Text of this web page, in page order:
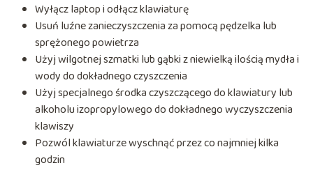
Wyłącz laptop i odłącz klawiaturę
Usuń luźne zanieczyszczenia za pomocą pędzelka lub
sprężonego powietrza
Użyj wilgotnej szmatki lub gąbki z niewielką ilością mydła i
wody do dokładnego czyszczenia
Użyj specjalnego środka czyszczącego do klawiatury lub
alkoholu izopropylowego do dokładnego wyczyszczenia
klawiszy
Pozwól klawiaturze wyschnąć przez co najmniej kilka
godzin